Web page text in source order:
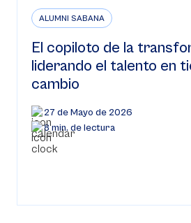
ALUMNI SABANA
El copiloto de la
liderando el talento en
cambio
27 de Mayo de 2026
8 min. de lectura